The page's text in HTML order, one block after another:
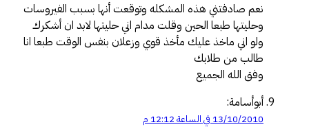
نعم صادفتني هذه المشكله وتوقعت أنها بسبب الفيروسات
وحليتها طبعا الحين وقلت مدام اني حليتها لابد ان أشكرك
ولو اني ماخذ عليك مأخذ قوي وزعلان بنفس الوقت طبعا انا
طالب من طلابك
وفق الله الجميع
أبوأسامة:
13/10/2010 في الساعة 12:12 م